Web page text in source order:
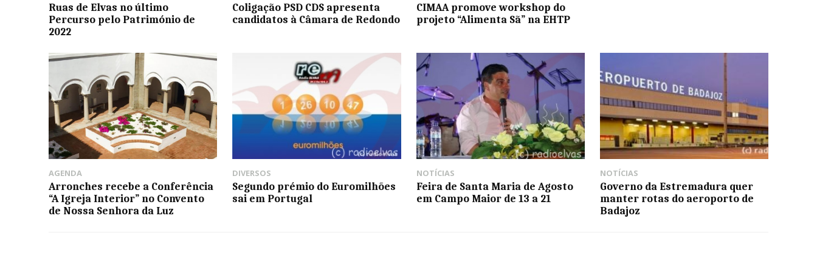
Ruas de Elvas no último
Percurso pelo Património de
2022
Coligação PSD CDS apresenta
candidatos à Câmara de Redondo
CIMAA promove workshop do
projeto “Alimenta Sã” na EHTP
AGENDA
Arronches recebe a Conferência
“A Igreja Interior” no Convento
de Nossa Senhora da Luz
DIVERSOS
Segundo prémio do Euromilhões
sai em Portugal
NOTÍCIAS
Feira de Santa Maria de Agosto
em Campo Maior de 13 a 21
NOTÍCIAS
Governo da Estremadura quer
manter rotas do aeroporto de
Badajoz